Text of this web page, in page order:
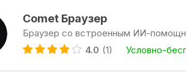
Comet Браузер
Браузер со встроенным ИИ-
4.0 (1) Условно-